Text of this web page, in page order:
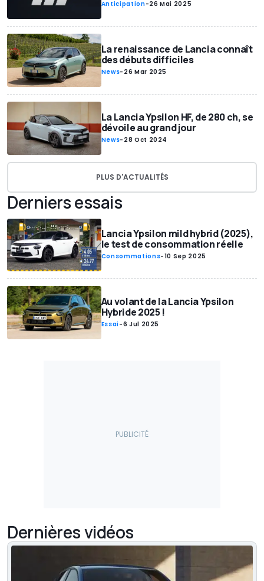
Anticipation-26 Mai 2025
La renaissance de Lancia connaît
des débuts difficiles
News- 26 Mar 2025
La Lancia Ypsilon HF, de 280 ch, se
dévoile au grand jour
News- 28 Oct 2024
PLUS D'ACTUALITÉS
Derniers essais
Lancia Ypsilon mild hybrid (2025),
le test de consommation réelle
Consommations-10 Sep 2025
Au volant de la Lancia Ypsilon
Hybride 2025 !
Essai-6 Jul 2025
Dernières vidéos